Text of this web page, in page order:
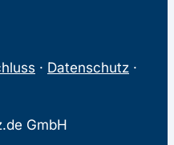
· Datenschutz ·
GmbH